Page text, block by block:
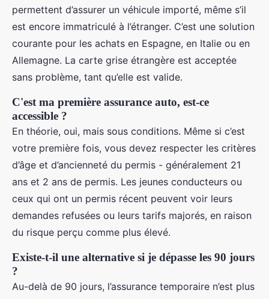
permettent d’assurer un véhicule importé, même s’il
est encore immatriculé à l’étranger. C’est une solution
courante pour les achats en Espagne, en Italie ou en
Allemagne. La carte grise étrangère est acceptée
sans problème, tant qu’elle est valide.
C'est ma première assurance auto, est-ce
accessible ?
En théorie, oui, mais sous conditions. Même si c’est
votre première fois, vous devez respecter les critères
d’âge et d’ancienneté du permis - généralement 21
ans et 2 ans de permis. Les jeunes conducteurs ou
ceux qui ont un permis récent peuvent voir leurs
demandes refusées ou leurs tarifs majorés, en raison
du risque perçu comme plus élevé.
Existe-t-il une alternative si je dépasse les 90 jours
?
Au-delà de 90 jours, l’assurance temporaire n’est plus